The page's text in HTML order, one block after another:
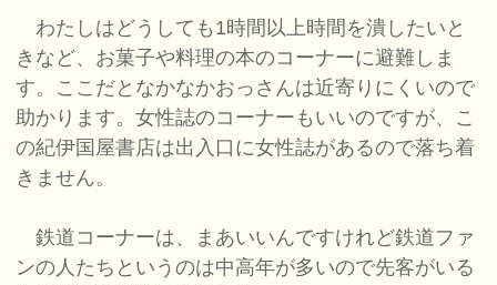
わたしはどうしても1時間以上時間を潰したいと
きなど、お菓子や料理の本のコーナーに避難しま
す。ここだとなかなかおっさんは近寄りにくいので
助かります。女性誌のコーナーもいいのですが、こ
の紀伊国屋書店は出入口に女性誌があるので落ち着
きません。
鉄道コーナーは、まあいいんですけれど鉄道ファ
ンの人たちというのは中高年が多いので先客がいる